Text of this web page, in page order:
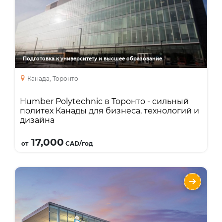
Подготовка к университету и высшее образование
Канада, Торонто
Humber Polytechnic в Торонто - сильный
политех Канады для бизнеса, технологий и
дизайна
от17,000 CAD/год
Описание
Курсы
Языки
Направления
Humber College Institute of Technology and
Advanced Learning - ведущий
политехнический колледж в Торонто,
Онтарио. Один из самых крупных
государственных колледжей Канады.
профессиональных программ высшего и
средне специального образования.
Бакалавриат в Австралии Flinders
University
Курсы
Языки
Направления